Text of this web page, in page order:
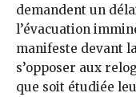
demandent un
l’évacuation
manifeste devant
s’opposer aux
que soit étudiée